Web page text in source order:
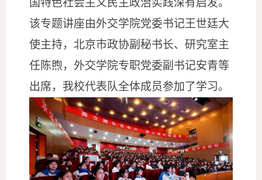
国特色社会主义民主政治实践深有启发。
该专题讲座由外交学院党委书记王世廷大
使主持，北京市政协副秘书长、研究室主
任陈煦，外交学院专职党委副书记安青等
出席，我校代表队全体成员参加了学习。